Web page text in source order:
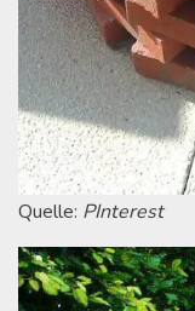
Quelle: PInterest